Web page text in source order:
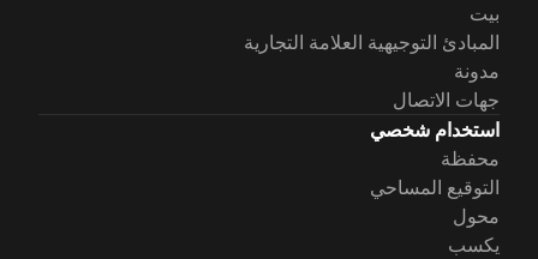
بيت
المبادئ التوجيهية العلامة التجارية
مدونة
جهات الاتصال
استخدام شخصي
محفظة
التوقيع المساحي
محول
يكسب